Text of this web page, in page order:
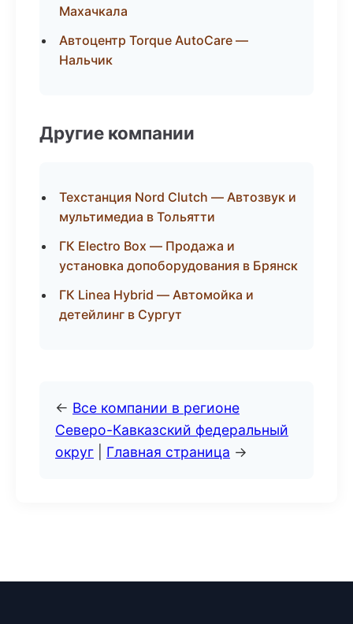
Махачкала
Автоцентр Torque AutoCare —
Нальчик
Другие компании
Техстанция Nord Clutch — Автозвук и
мультимедиа в Тольятти
ГК Electro Box — Продажа и
установка допоборудования в Брянск
ГК Linea Hybrid — Автомойка и
детейлинг в Сургут
← Все компании в регионе
Северо-Кавказский федеральный
округ
Главная страница →